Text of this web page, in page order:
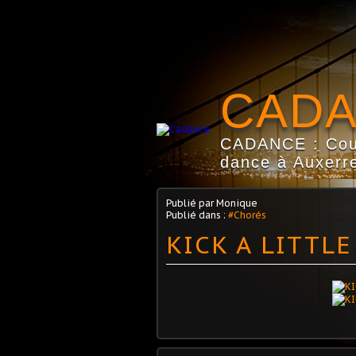
CADANCE :
dance à
Publié par Monique
Publié dans : #Chorés
KICK A